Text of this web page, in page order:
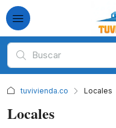
tuvivienda.co Locales
Locales